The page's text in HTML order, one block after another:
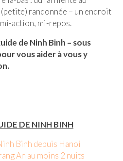
randonnée – un endroit
action, mi-repos.
de Ninh Binh – sous
vous aider à vous y
DE NINH BINH
Binh depuis Hanoi
An au moins 2 nuits